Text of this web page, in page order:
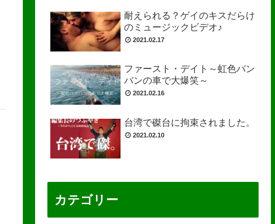
耐えられる？ゲイのキスだらけ
のミュージックビデオ♪
2021.02.17
ファースト・デイト～虹色バン
バンの車で大爆笑～
2021.02.16
台湾で磔台に拘束されました。
2021.02.10
カテゴリー